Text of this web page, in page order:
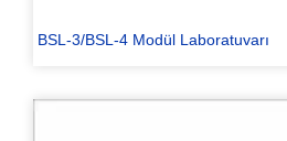
BSL-3/BSL-4 Modül Laboratuvarı